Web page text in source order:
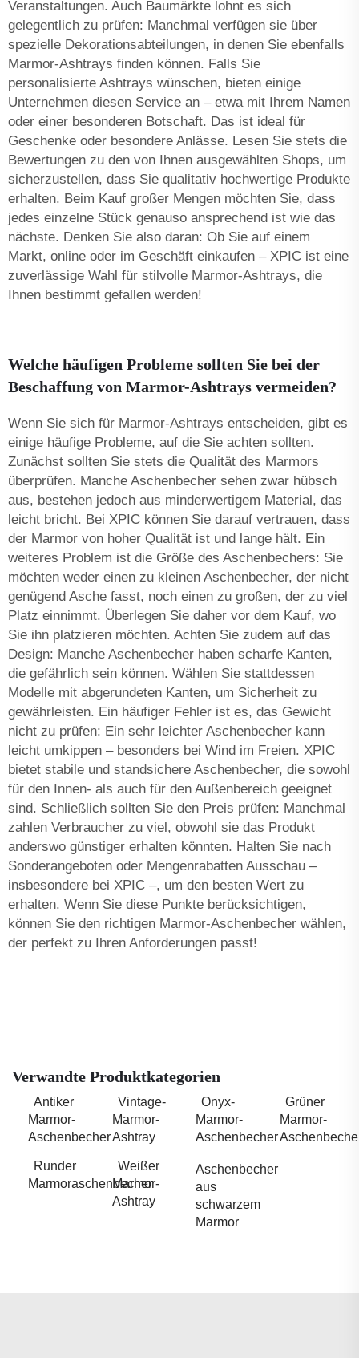
Veranstaltungen. Auch Baumärkte lohnt es sich
gelegentlich zu prüfen: Manchmal verfügen sie über
spezielle Dekorationsabteilungen, in denen Sie ebenfalls
Marmor-Ashtrays finden können. Falls Sie
personalisierte Ashtrays wünschen, bieten einige
Unternehmen diesen Service an – etwa mit Ihrem Namen
oder einer besonderen Botschaft. Das ist ideal für
Geschenke oder besondere Anlässe. Lesen Sie stets die
Bewertungen zu den von Ihnen ausgewählten Shops, um
sicherzustellen, dass Sie qualitativ hochwertige Produkte
erhalten. Beim Kauf großer Mengen möchten Sie, dass
jedes einzelne Stück genauso ansprechend ist wie das
nächste. Denken Sie also daran: Ob Sie auf einem
Markt, online oder im Geschäft einkaufen – XPIC ist eine
zuverlässige Wahl für stilvolle Marmor-Ashtrays, die
Ihnen bestimmt gefallen werden!
Welche häufigen Probleme sollten Sie bei der
Beschaffung von Marmor-Ashtrays vermeiden?
Wenn Sie sich für Marmor-Ashtrays entscheiden, gibt es
einige häufige Probleme, auf die Sie achten sollten.
Zunächst sollten Sie stets die Qualität des Marmors
überprüfen. Manche Aschenbecher sehen zwar hübsch
aus, bestehen jedoch aus minderwertigem Material, das
leicht bricht. Bei XPIC können Sie darauf vertrauen, dass
der Marmor von hoher Qualität ist und lange hält. Ein
weiteres Problem ist die Größe des Aschenbechers: Sie
möchten weder einen zu kleinen Aschenbecher, der nicht
genügend Asche fasst, noch einen zu großen, der zu viel
Platz einnimmt. Überlegen Sie daher vor dem Kauf, wo
Sie ihn platzieren möchten. Achten Sie zudem auf das
Design: Manche Aschenbecher haben scharfe Kanten,
die gefährlich sein können. Wählen Sie stattdessen
Modelle mit abgerundeten Kanten, um Sicherheit zu
gewährleisten. Ein häufiger Fehler ist es, das Gewicht
nicht zu prüfen: Ein sehr leichter Aschenbecher kann
leicht umkippen – besonders bei Wind im Freien. XPIC
bietet stabile und standsichere Aschenbecher, die sowohl
für den Innen- als auch für den Außenbereich geeignet
sind. Schließlich sollten Sie den Preis prüfen: Manchmal
zahlen Verbraucher zu viel, obwohl sie das Produkt
anderswo günstiger erhalten könnten. Halten Sie nach
Sonderangeboten oder Mengenrabatten Ausschau –
insbesondere bei XPIC –, um den besten Wert zu
erhalten. Wenn Sie diese Punkte berücksichtigen,
können Sie den richtigen Marmor-Aschenbecher wählen,
der perfekt zu Ihren Anforderungen passt!
Verwandte Produktkategorien
Antiker
Marmor-
Aschenbecher
Vintage-
Marmor-
Ashtray
Onyx-
Marmor-
Aschenbecher
Grüner
Marmor-
Runder
Marmoraschenbecher
Weißer
Marmor-
Ashtray
Aschenbecher
aus
schwarzem
Marmor